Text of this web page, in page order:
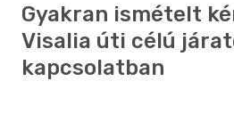
Gyakran ismételt
Visalia úti célú
kapcsolatban